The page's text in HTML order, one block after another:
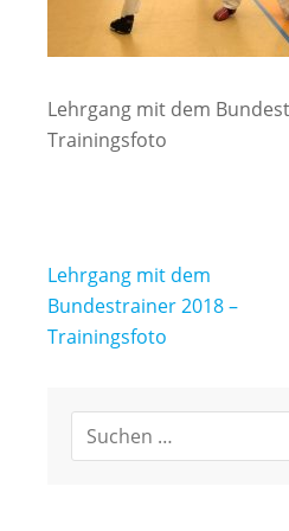
Lehrgang mit dem
Trainingsfoto
Lehrgang mit dem
Bundestrainer 2018 –
Trainingsfoto